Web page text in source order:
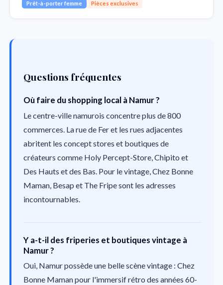
Prêt-à-porter femme Pièces exclusives
Questions fréquentes
Où faire du shopping local à Namur ?
Le centre-ville namurois concentre plus de 800
commerces. La rue de Fer et les rues adjacentes
abritent les concept stores et boutiques de
créateurs comme Holy Percept-Store, Chipito et
Des Hauts et des Bas. Pour le vintage, Chez Bonne
Maman, Besap et The Fripe sont les adresses
incontournables.
Y a-t-il des friperies et boutiques vintage à
Namur ?
Oui, Namur possède une belle scène vintage : Chez
Bonne Maman pour l'immersif rétro des années 60-